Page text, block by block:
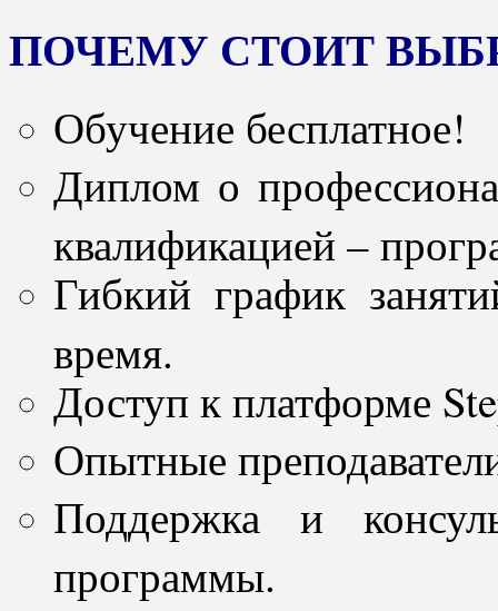
ПОЧЕМУ СТОИТ
Обучение бесплатное!
Диплом о
квалификацией –
Гибкий график
время.
Доступ к платформе
Опытные
Поддержка и
программы.